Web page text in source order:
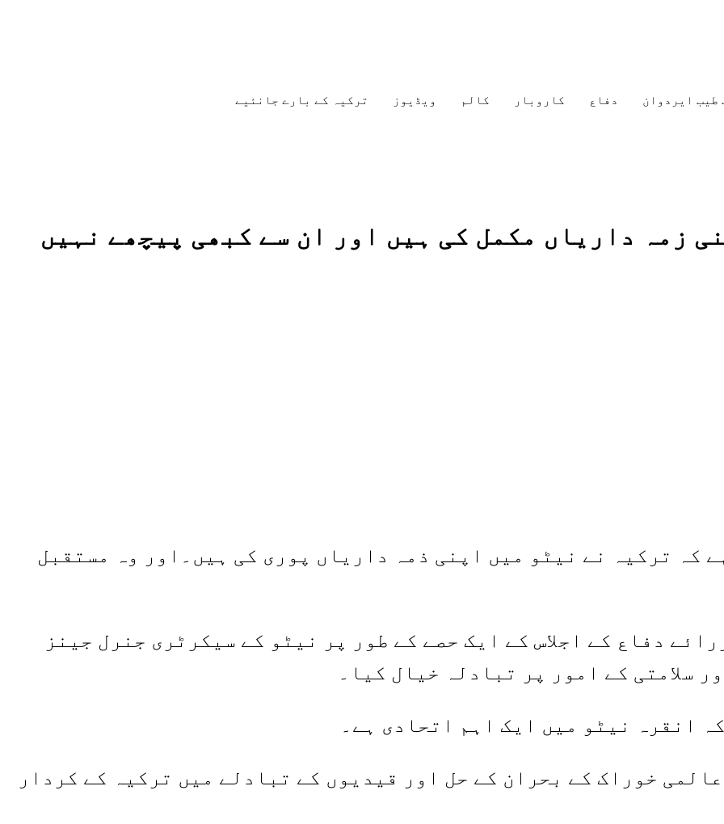
طیب ایردوان دفاع کاروبار کالم ویڈیوز ترکیہ کے بارے جانئیے
زمہ داریاں مکمل کی ہیں اور ان سے کبھی پیچھے نہیں
کہ ترکیہ نے نیٹو میں اپنی ذمہ داریاں پوری کی ہیں۔اور وہ مستقبل
دفاع کے اجلاس کے ایک حصے کے طور پر نیٹو کے سیکرٹری جنرل جینز
سلامتی کے امور پر تبادلہ خیال کیا۔
انقرہ نیٹو میں ایک اہم اتحادی ہے۔
خوراک کے بحران کے حل اور قیدیوں کے تبادلے میں ترکیہ کے کردار